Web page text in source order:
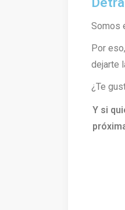
Somos
Por
dejarte
¿Te
Y si